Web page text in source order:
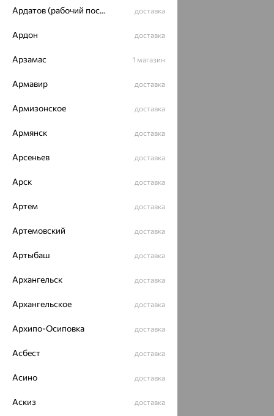
Ардатов (рабочий поселок) доставка
Ардон доставка
Арзамас 1 магазин
Армавир доставка
Армизонское доставка
Армянск доставка
Арсеньев доставка
Арск доставка
Артем доставка
Артемовский доставка
Артыбаш доставка
Архангельск доставка
Архангельское доставка
Архипо-Осиповка доставка
Асбест доставка
Асино доставка
Аскиз доставка